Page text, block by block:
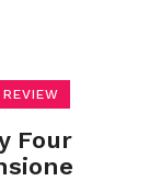
REVIEW
Four